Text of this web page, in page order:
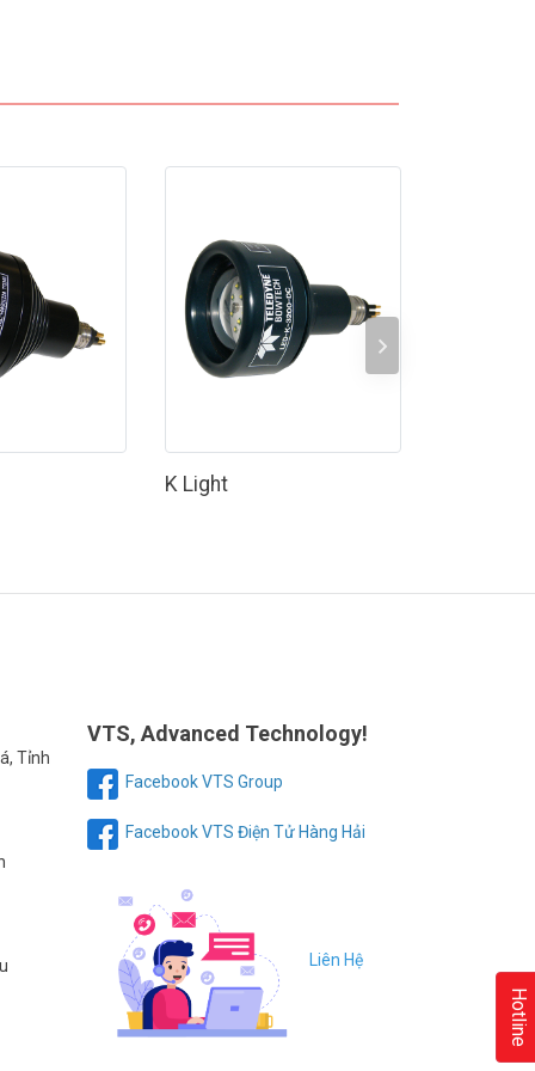
K Light
Tỉnh
VTS, Advanced Technology!
Facebook VTS Group
Facebook VTS Điện Tử Hàng Hải
Liên Hệ
Hotline